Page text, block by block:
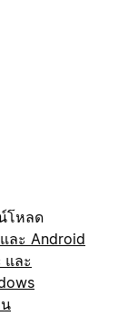
โหลด
ละ Android
และ